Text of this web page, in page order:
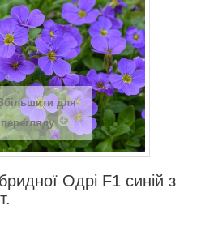
для
перегляду
Одрі F1 синій з